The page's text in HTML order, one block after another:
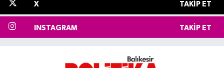
X TAKIP ET
INSTAGRAM TAKIP ET